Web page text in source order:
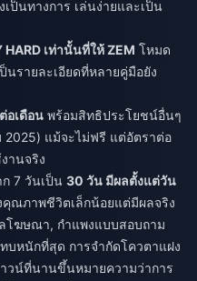
ป็นทางการ เล่นง่ายและเป็น
HARD เท่านั้นที่ให้ ZEM โหมด
นรายละเอียดที่หลายคู่มือยัง
อเดือน พร้อมสิทธิประโยชน์อื่นๆ
แม้จะไม่ฟรี แต่อัตราต่อ
านจริง
7 วันเป็น 30 วัน มีผลตั้งแต่วัน
คุณภาพชีวิตเล็กน้อยแต่มีผลจริง
โฆษณา, กำแพงแบบสอบถาม
หนักที่สุด การจำกัดโควตาแฝง
วน์ที่นานขึ้นหมายความว่าการ